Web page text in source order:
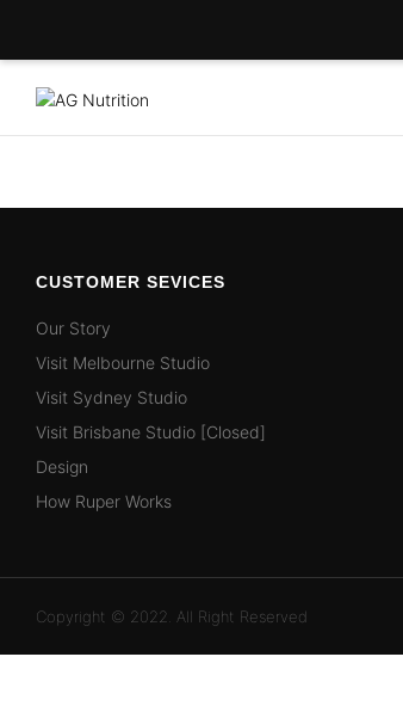
CUSTOMER SEVICES
Our Story
Visit Melbourne Studio
Visit Sydney Studio
Visit Brisbane Studio [Closed]
Design
How Ruper Works
Copyright © 2022. All Right Reserved